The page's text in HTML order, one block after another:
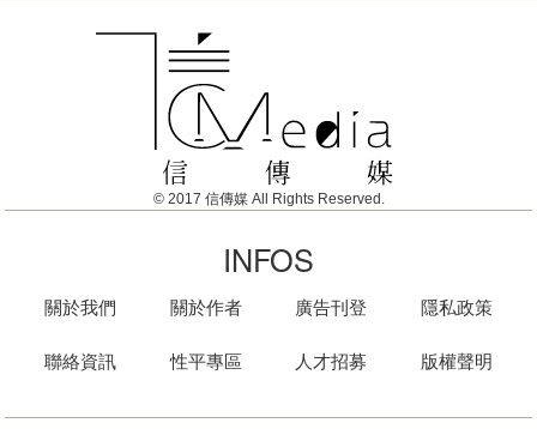
© 2017 信傳媒 All Rights Reserved.
INFOS
關於我們
聯絡資訊
關於作者
性平專區
廣告刊登
人才招募
隱私政策
版權聲明